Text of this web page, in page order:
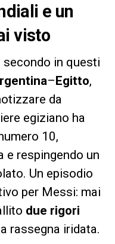
e un
visto
secondo in questi
–Egitto,
da
egiziano ha
10,
respingendo un
Un episodio
per Messi: mai
due rigori
rassegna iridata.